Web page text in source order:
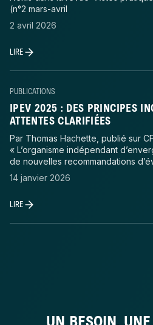
(n°2 mars-avril
2 avril 2026
LIRE
PUBLICATIONS
IPEV 2025 : DES PRINCIPES
ATTENTES CLARIFIÉES
Par Thomas Hachette, publié sur
« L’organisme indépendant
de nouvelles recommandations
14 janvier 2026
LIRE